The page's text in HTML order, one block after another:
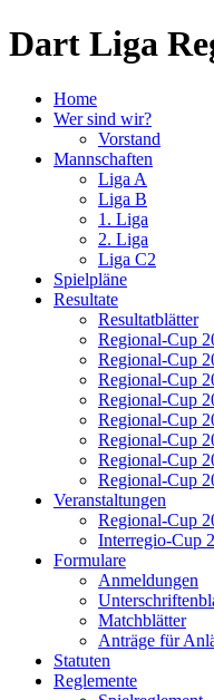
Dart Liga
Home
Wer sind wir?
Vorstand
Mannschaften
Liga A
Liga B
1. Liga
2. Liga
Liga C2
Spielpläne
Resultate
Resultatblätter
Regional-Cup
Regional-Cup
Regional-Cup
Regional-Cup
Regional-Cup
Regional-Cup
Regional-Cup
Regional-Cup
Veranstaltungen
Regional-Cup
Interregio-Cup
Formulare
Anmeldungen
Matchblätter
Anträge für
Statuten
Reglemente